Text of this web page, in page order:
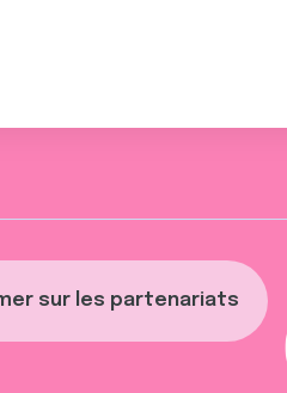
sur les partenariats